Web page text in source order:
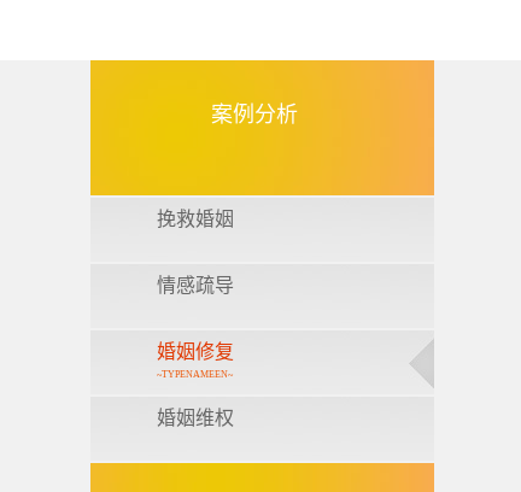
案例分析
挽救婚姻
情感疏导
婚姻修复
~TYPENAMEEN~
婚姻维权